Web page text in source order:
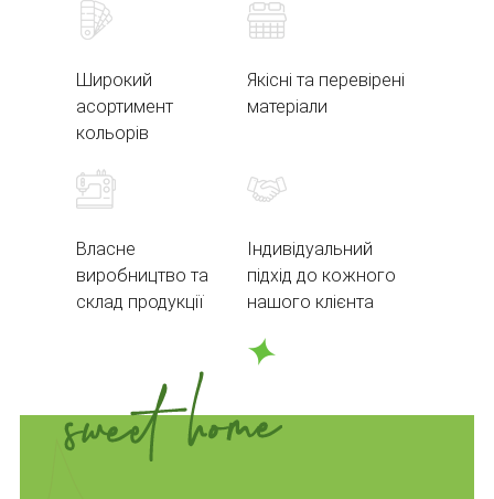
Широкий
асортимент
кольорів
Якісні та перевірені
матеріали
Власне
виробництво та
склад продукції
Індивідуальний
підхід до кожного
нашого клієнта